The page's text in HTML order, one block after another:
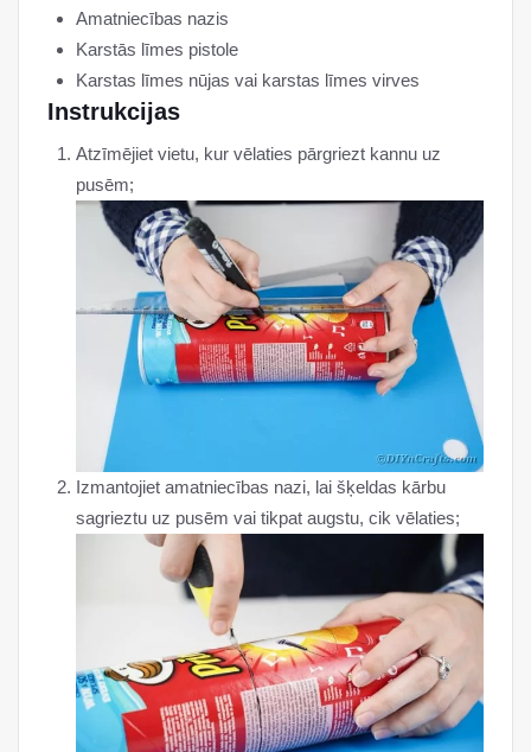
Amatniecības nazis
Karstās līmes pistole
Karstas līmes nūjas vai karstas līmes virves
Instrukcijas
Atzīmējiet vietu, kur vēlaties pārgriezt kannu uz
pusēm;
Izmantojiet amatniecības nazi, lai šķeldas kārbu
sagrieztu uz pusēm vai tikpat augstu, cik vēlaties;